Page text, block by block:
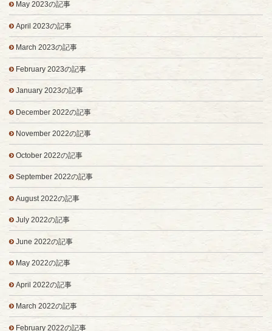
May 2023の記事
April 2023の記事
March 2023の記事
February 2023の記事
January 2023の記事
December 2022の記事
November 2022の記事
October 2022の記事
September 2022の記事
August 2022の記事
July 2022の記事
June 2022の記事
May 2022の記事
April 2022の記事
March 2022の記事
February 2022の記事